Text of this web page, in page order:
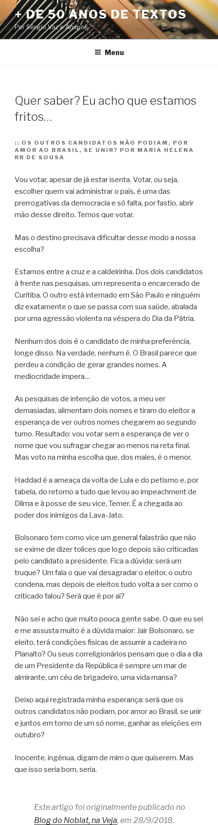
Pular
para
o
conteúdo
+ DE 50 ANOS DE TEXTOS
Por Sérgio Vaz e Amigos
Menu
Quer saber? Eu acho que estamos
fritos…
:: OS OUTROS CANDIDATOS NÃO PODIAM, POR
AMOR AO BRASIL, SE UNIR? POR MARIA HELENA
RR DE SOUSA
Vou votar, apesar de já estar isenta. Votar, ou seja,
escolher quem vai administrar o país, é uma das
prerrogativas da democracia e só falta, por fastio, abrir
mão desse direito. Temos que votar.
Mas o destino precisava dificultar desse modo a nossa
escolha?
Estamos entre a cruz e a caldeirinha. Dos dois candidatos
à frente nas pesquisas, um representa o encarcerado de
Curitiba. O outro está internado em São Paulo e ninguém
diz exatamente o que se passa com sua saúde, abalada
por uma agressão violenta na véspera do Dia da Pátria.
Nenhum dos dois é o candidato de minha preferência,
longe disso. Na verdade, nenhum é. O Brasil parece que
perdeu a condição de gerar grandes nomes. A
mediocridade impera…
As pesquisas de intenção de votos, a meu ver
demasiadas, alimentam dois nomes e tiram do eleitor a
esperança de ver outros nomes chegarem ao segundo
turno. Resultado: vou votar sem a esperança de ver o
nome que vou sufragar chegar ao menos na reta final.
Mas voto na minha escolha que, dos males, é o menor.
Haddad é a ameaça da volta de Lula e do petismo e, por
tabela, do retorno a tudo que levou ao impeachment de
Dilma e à posse de seu vice, Temer. É a chegada ao
poder dos inimigos da Lava-Jato.
Bolsonaro tem como vice um general falastrão que não
se exime de dizer tolices que logo depois são criticadas
pelo candidato a presidente. Fica a dúvida: será um
truque? Um fala o que vai desagradar o eleitor, o outro
condena, mas depois de eleitos tudo volta a ser como o
criticado falou? Será que é por aí?
Não sei e acho que muito pouca gente sabe. O que eu sei
e me assusta muito é a dúvida maior: Jair Bolsonaro, se
eleito, terá condições físicas de assumir a cadeira no
Planalto? Ou seus correligionários pensam que o dia a dia
de um Presidente da República é sempre um mar de
almirante, um céu de brigadeiro, uma vida mansa?
Deixo aqui registrada minha esperança: será que os
outros candidatos não podiam, por amor ao Brasil, se unir
e juntos em torno de um só nome, ganhar as eleições em
outubro?
Inocente, ingênua, digam de mim o que quiserem. Mas
que isso seria bom, seria.
Este artigo foi originalmente publicado no
Blog do Noblat, na Veja, em 28/9/2018.